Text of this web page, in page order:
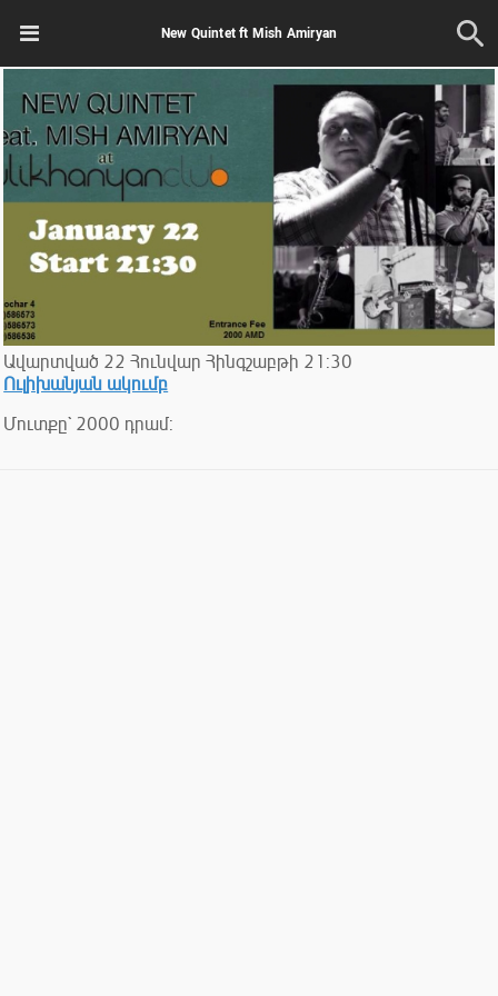
New Quintet ft Mish Amiryan
Ավարտված 22 Հունվար Հինգշաբթի 21:30
Ուլիխանյան ակումբ
Մուտքը` 2000 դրամ: